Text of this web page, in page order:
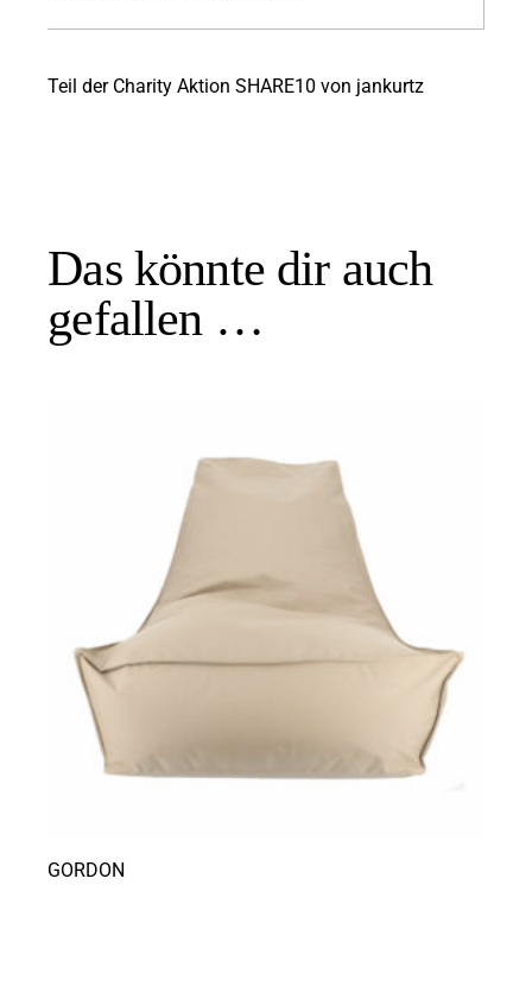
Teil der Charity Aktion SHARE10 von jankurtz
Das könnte dir auch
gefallen …
GORDON